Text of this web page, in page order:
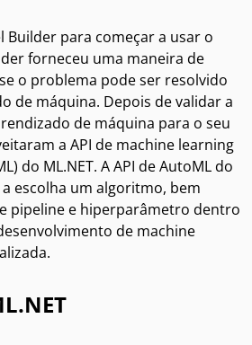
Builder para começar a usar o
forneceu uma maneira de
o problema pode ser resolvido
de máquina. Depois de validar a
de máquina para o seu
a API de machine learning
do ML.NET. A API de AutoML do
escolha um algoritmo, bem
pipeline e hiperparâmetro dentro
de machine